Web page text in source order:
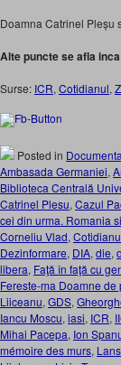
Doamna Catrinel Pleșu
Alte puncte se afla
Surse: ICR, Cotidianul,
Posted in
Ambasada Germaniei,
Biblioteca Centrală
Catrinel Plesu, Cazul
cei din urma. Romania
Corneliu Vlad,
Dezinformare, DIA, die,
libera, Faţă în faţă cu
Fereste-ma Doamne
Liiceanu, GDS,
Iancu Moscu, iasi, ICR,
Mihai Pacepa, Ion
mémoire des murs,